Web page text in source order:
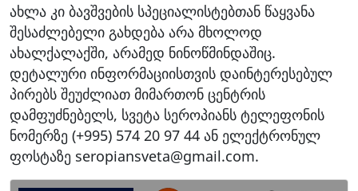
ახლა კი ბავშვების სპეციალისტებთან წაყვანა
შესაძლებელი გახდება არა მხოლოდ
ახალქალაქში, არამედ ნინოწმინდაშიც.
დეტალური ინფორმაციისთვის დაინტერესებულ
პირებს შეუძლიათ მიმართონ ცენტრის
დამფუძნებელს, სვეტა სეროპიანს ტელეფონის
ნომერზე (+995) 574 20 97 44 ან ელექტრონულ
ფოსტაზე seropiansveta@gmail.com.